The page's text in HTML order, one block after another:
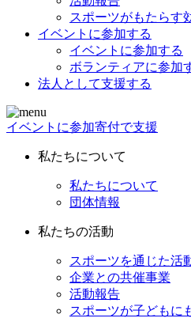
スポーツがもたらす
イベントに参加する
イベントに参加する
ボランティアに参加
法人として支援する
イベントに参加寄付で支援
私たちについて
私たちについて
団体情報
私たちの活動
スポーツを通じた活
企業との共催事業
活動報告
スポーツが子どもに